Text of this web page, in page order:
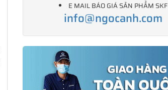
E MAIL BÁO GIÁ SẢN PHẨM SKF
info@ngocanh.com